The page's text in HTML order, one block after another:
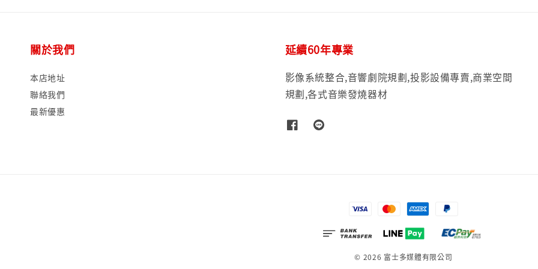
關於我們
本店地址
聯絡我們
最新優惠
延續60年專業
影像系統整合,音響劇院規劃,投影設備專賣,商業空間
規劃,各式音樂發燒器材
© 2026 富士多媒體有限公司